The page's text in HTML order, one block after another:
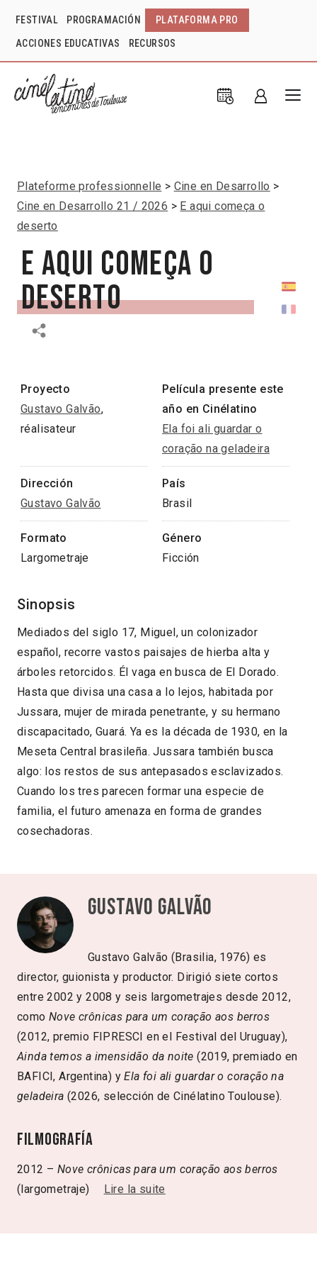
FESTIVAL PROGRAMACIÓN PLATAFORMA PRO
ACCIONES EDUCATIVAS RECURSOS
Plateforme professionnelle
Cine en Desarrollo
Cine en Desarrollo 21 / 2026
E aqui começa o
deserto
E aqui começa o
deserto
Proyecto
Gustavo Galvão,
réalisateur
Película presente este
año en Cinélatino
Ela foi ali guardar o
coração na geladeira
Dirección
Gustavo Galvão
País
Brasil
Formato
Largometraje
Género
Ficción
Sinopsis
Mediados del siglo 17, Miguel, un colonizador
español, recorre vastos paisajes de hierba alta y
árboles retorcidos. Él vaga en busca de El Dorado.
Hasta que divisa una casa a lo lejos, habitada por
Jussara, mujer de mirada penetrante, y su hermano
discapacitado, Guará. Ya es la década de 1930, en la
Meseta Central brasileña. Jussara también busca
algo: los restos de sus antepasados esclavizados.
Cuando los tres parecen formar una especie de
familia, el futuro amenaza en forma de grandes
cosechadoras.
Gustavo Galvão
Gustavo Galvão (Brasilia, 1976) es
director, guionista y productor. Dirigió siete cortos
entre 2002 y 2008 y seis largometrajes desde 2012,
como Nove crônicas para um coração aos berros
(2012, premio FIPRESCI en el Festival del Uruguay),
Ainda temos a imensidão da noite (2019, premiado en
BAFICI, Argentina) yEla foi ali guardar o coração na
geladeira (2026, selección de Cinélatino Toulouse).
Filmografía
2012 – Nove crônicas para um coração aos berros
(largometraje)
Lire la suite